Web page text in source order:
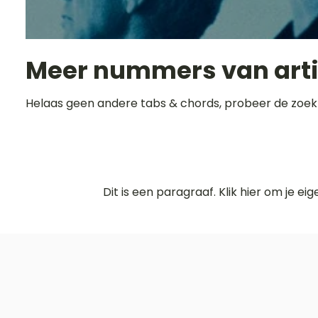
Meer nummers van
Helaas geen andere tabs & chords, probeer de
Dit is een paragraaf. Klik hier om je